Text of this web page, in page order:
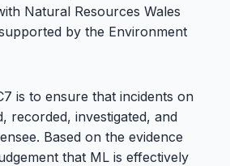
Natural Resources Wales
by the Environment
is to ensure that incidents on
recorded, investigated, and
Based on the evidence
that ML is effectively